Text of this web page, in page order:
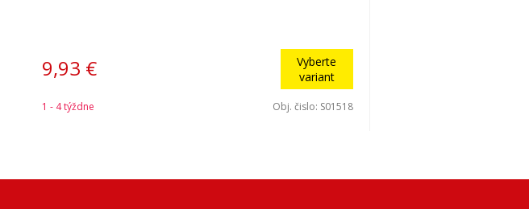
9,93 €
Vyberte
variant
1 - 4 týždne Obj. čislo: S01518